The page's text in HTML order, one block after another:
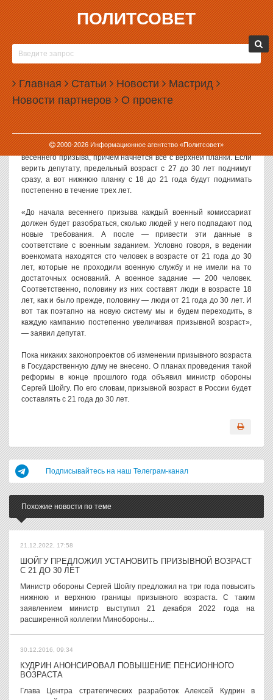
ПОЛИТСОВЕТ
Главная Статьи Новости Мастрид
Новости партнеров О проекте
2000-2026Информационное агентство «Политсовет»
12.01.2023, 09:25
ПРИЗЫВАТЬ ТРИДЦАТИЛЕТНИХ РОССИЯН В
АРМИЮ МОГУТ НАЧАТЬ УЖЕ В 2023 ГОДУ
Повышение предельного призывного возраста до 30 лет может
произойти уже в 2023 году. Такой прогноз озвучил глава думского
комитета по обороне Андрей Картаполов.
Какзаявилдепутат «Парламентской газете», поэтапное
повышение возраста призывников может стартовать уже с
весеннего призыва, причем начнется все с верхней планки. Если
верить депутату, предельный возраст с 27 до 30 лет поднимут
сразу, а вот нижнюю планку с 18 до 21 года будут поднимать
постепенно в течение трех лет.
«До начала весеннего призыва каждый военный комиссариат
должен будет разобраться, сколько людей у него подпадают под
новые требования. А после — привести эти данные в
соответствие с военным заданием. Условно говоря, в ведении
военкомата находятся сто человек в возрасте от 21 года до 30
лет, которые не проходили военную службу и не имели на то
достаточных оснований. А военное задание — 200 человек.
Соответственно, половину из них составят люди в возрасте 18
лет, как и было прежде, половину — люди от 21 года до 30 лет. И
вот так поэтапно на новую систему мы и будем переходить, в
каждую кампанию постепенно увеличивая призывной возраст»,
— заявил депутат.
Пока никаких законопроектов об изменении призывного возраста
в Государственную думу не внесено. О планах проведения такой
реформы в конце прошлого года объявил министр обороны
Сергей Шойгу. По его словам, призывной возраст в России будет
составлять с 21 года до 30 лет.
Подписывайтесь на наш Телеграм-канал
Похожие новости по теме
21.12.2022, 17:58
ШОЙГУ ПРЕДЛОЖИЛ УСТАНОВИТЬ ПРИЗЫВНОЙ ВОЗРАСТ
С 21 ДО 30 ЛЕТ
Министр обороны Сергей Шойгу предложил на три года повысить
нижнюю и верхнюю границы призывного возраста. С таким
заявлением министр выступил 21 декабря 2022 года на
расширенной коллегии Минобороны...
30.12.2016, 09:34
КУДРИН АНОНСИРОВАЛ ПОВЫШЕНИЕ ПЕНСИОННОГО
ВОЗРАСТА
Глава Центра стратегических разработок Алексей Кудрин в